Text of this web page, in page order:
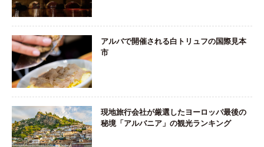
アルバで開催される白トリュフの国際見本
市
現地旅行会社が厳選したヨーロッパ最後の
秘境「アルバニア」の観光ランキング